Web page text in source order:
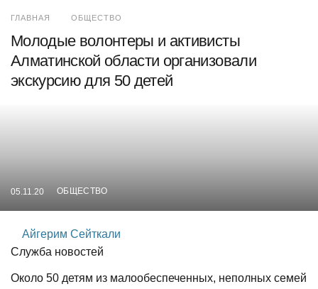
ГЛАВНАЯ ОБЩЕСТВО
Молодые волонтеры и активисты
Алматинской области организовали
экскурсию для 50 детей
05.11.20 ОБЩЕСТВО
Айгерим Сейткали
Служба новостей
Около 50 детям из малообеспеченных, неполных семей